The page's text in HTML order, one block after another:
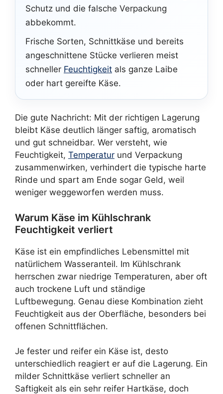
Schutz und die falsche Verpackung
abbekommt.
Frische Sorten, Schnittkäse und bereits
angeschnittene Stücke verlieren meist
schneller Feuchtigkeit als ganze Laibe
oder hart gereifte Käse.
Die gute Nachricht: Mit der richtigen Lagerung
bleibt Käse deutlich länger saftig, aromatisch
und gut schneidbar. Wer versteht, wie
Feuchtigkeit, Temperatur und Verpackung
zusammenwirken, verhindert die typische harte
Rinde und spart am Ende sogar Geld, weil
weniger weggeworfen werden muss.
Warum Käse im Kühlschrank
Feuchtigkeit verliert
Käse ist ein empfindliches Lebensmittel mit
natürlichem Wasseranteil. Im Kühlschrank
herrschen zwar niedrige Temperaturen, aber oft
auch trockene Luft und ständige
Luftbewegung. Genau diese Kombination zieht
Feuchtigkeit aus der Oberfläche, besonders bei
offenen Schnittflächen.
Je fester und reifer ein Käse ist, desto
unterschiedlich reagiert er auf die Lagerung. Ein
milder Schnittkäse verliert schneller an
Saftigkeit als ein sehr reifer Hartkäse, doch